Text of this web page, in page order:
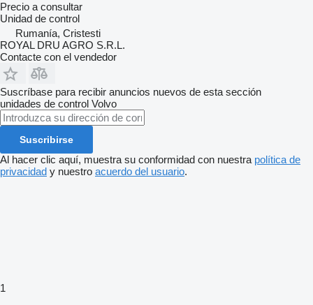
Precio a consultar
Unidad de control
Rumanía, Cristesti
ROYAL DRU AGRO S.R.L.
Contacte con el vendedor
Suscríbase para recibir anuncios nuevos de esta sección
unidades de control Volvo
Suscribirse
Al hacer clic aquí, muestra su conformidad con nuestra política de
privacidad y nuestro acuerdo del usuario.
1